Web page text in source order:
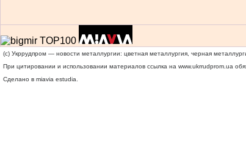
(c) Укррудпром — новости металлургии: цветная металлургия, черная
При цитировании и использовании материалов ссылка на www.ukrrudprom.ua
Сделано в miavia estudia.